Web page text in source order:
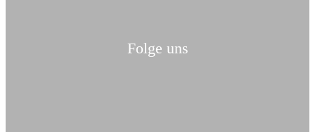
Folge uns